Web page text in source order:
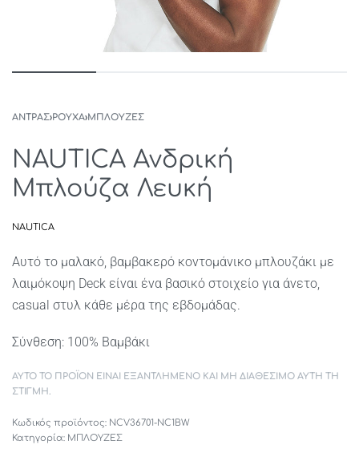
ΑΝΤΡΑΣ›ΡΟΥΧΑ›ΜΠΛΟΥΖΕΣ
NAUTICA Ανδρική
Μπλούζα Λευκή
NAUTICA
Αυτό το μαλακό, βαμβακερό κοντομάνικο μπλουζάκι με
λαιμόκοψη Deck είναι ένα βασικό στοιχείο για άνετο,
casual στυλ κάθε μέρα της εβδομάδας.
Σύνθεση: 100% Βαμβάκι
ΑΥΤΌ ΤΟ ΠΡΟΪΌΝ ΕΊΝΑΙ ΕΞΑΝΤΛΗΜΈΝΟ ΚΑΙ ΜΗ ΔΙΑΘΈΣΙΜΟ ΑΥΤΉ ΤΗ
ΣΤΙΓΜΉ.
NCV36701-NC1BW
Κατηγορία: ΜΠΛΟΥΖΕΣ